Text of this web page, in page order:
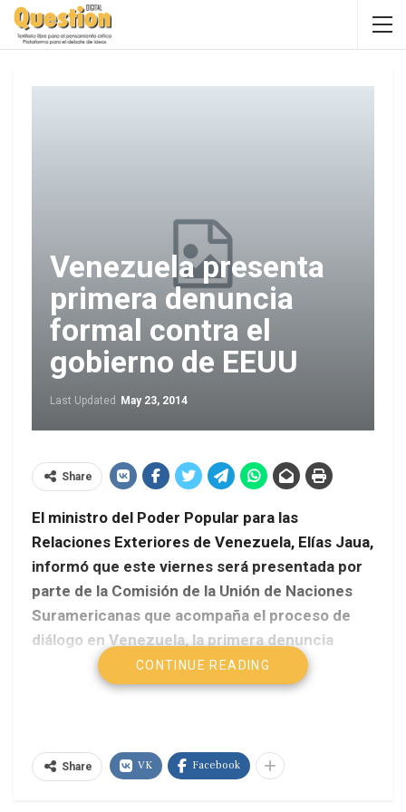
Venezuela presenta
primera denuncia
formal contra el
gobierno de EEUU
Last Updated May 23, 2014
Share
El ministro del Poder Popular para las
Relaciones Exteriores de Venezuela, Elías Jaua,
informó que este viernes será presentada por
parte de la Comisión de la Unión de Naciones
Suramericanas que acompaña el proceso de
diálogo en Venezuela, la primera denuncia
formal contra el gobierno y Senado de Estados
Unidos, por la injerencia en los asuntos
injustificables, violatorias «de los más mínimos
elementos del Derecho Internacional».
CONTINUE READING
Share VK Facebook